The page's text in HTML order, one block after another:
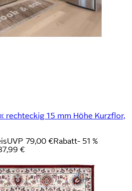
rechteckig 15 mm Höhe Kurzflor,
UVP 79,00 €Rabatt- 51 %
€